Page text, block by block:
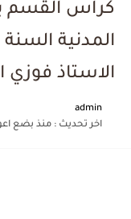
كراس القسم
المدنية
الاستاذ فوزي
admin
اخر تحديث :منذ بضع